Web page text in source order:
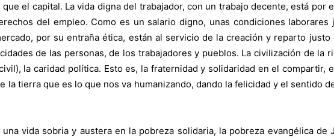
el capital. La vida digna del trabajador, con un trabajo decente, está por
del empleo. Como es un salario digno, unas condiciones laborares
por su entraña ética, están al servicio de la creación y reparto
de las personas, de los trabajadores y pueblos. La civilización de la
la caridad política. Esto es, la fraternidad y solidaridad en el compartir,
tierra que es lo que nos va humanizando, dando la felicidad y el sentido
vida sobria y austera en la pobreza solidaria, la pobreza evangélica de